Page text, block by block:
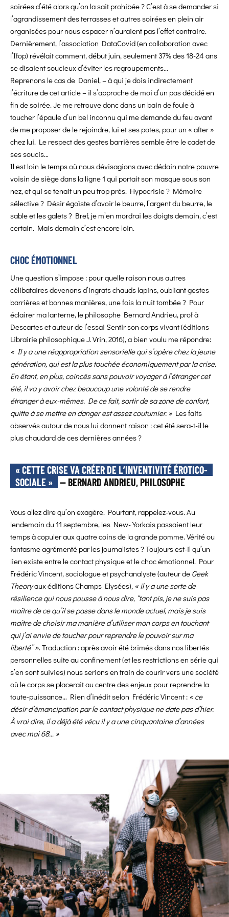
soirées d’été alors qu’on la sait prohibée ? C’est à se demander si
l’agrandissement des terrasses et autres soirées en plein air
organisées pour nous espacer n’auraient pas l’effet contraire.
Dernièrement, l’association DataCovid (en collaboration avec
l’Ifop) révélait comment, début juin, seulement 37% des 18-24 ans
se disaient soucieux d’éviter les regroupements…
Reprenons le cas de Daniel, – à qui je dois indirectement
l’écriture de cet article – il s’approche de moi d’un pas décidé en
fin de soirée. Je me retrouve donc dans un bain de foule à
toucher l’épaule d’un bel inconnu qui me demandedu feu avant
de me proposer de le rejoindre, lui et ses potes, pour un « after »
chez lui. Le respect des gestes barrières semble être le cadet de
ses soucis…
Il est loin le temps où nous dévisagions avec dédain notre pauvre
voisin de siège dans la ligne 1 qui portait son masque sous son
nez, et qui se tenait un peu trop près. Hypocrisie ? Mémoire
sélective ? Désir égoïste d’avoir le beurre, l’argent du beurre, le
sable et les galets ? Bref, je m’en mordrai les doigts demain, c’est
certain. Mais demain c’est encore loin.
CHOC ÉMOTIONNEL
Une question s’impose : pour quelle raison nous autres
célibataires devenons d’ingrats chauds lapins, oubliant gestes
barrières et bonnes manières, une fois la nuit tombée ? Pour
éclairer ma lanterne, le philosophe Bernard Andrieu, prof à
Descartes et auteur de l’essai Sentir son corps vivant (éditions
Librairie philosophique J. Vrin, 2016), a bien voulu me répondre:
« Il y a une réappropriation sensorielle qui s’opère chez la jeune
génération, qui est la plus touchée économiquement par la crise.
En étant, en plus, coincés sans pouvoir voyager à l’étranger cet
été, il va y avoir chez beaucoup une volonté de se rendre
étranger à eux-mêmes. De ce fait, sortir de sa zone de confort,
quitte à se mettre en danger est assez coutumier. » Les faits
observés autour de nous lui donnent raison : cet été sera-t-il le
plus chaudard de ces dernières années ?
« CETTE CRISE VA CRÉER DE L’INVENTIVITÉ ÉROTICO-
SOCIALE » — BERNARD ANDRIEU, PHILOSOPHE
Vous allez dire qu’on exagère. Pourtant, rappelez-vous. Au
lendemain du 11 septembre, les New-Yorkais passaient leur
temps à copuler aux quatre coins de la grande pomme. Vérité ou
fantasme agrémenté par les journalistes ? Toujours est-il qu’un
lien existe entre le contact physique et le choc émotionnel. Pour
Frédéric Vincent, sociologue et psychanalyste (auteur de Geek
Theoryaux éditions Champs Elysées), « il y a une sorte de
résilience qui nous pousse à nous dire, “tant pis, je ne suis pas
maître de ce qu’il se passe dans le monde actuel, mais je suis
maître de choisir ma manière d’utiliser mon corps en touchant
qui j’ai envie de toucher pour reprendre le pouvoir sur ma
liberté” ». Traduction : après avoir été brimés dans nos libertés
personnelles suite au confinement (et les restrictions en série qui
s’en sont suivies) nous serions en train de courir vers une société
où le corps se placerait au centre des enjeux pour reprendre la
toute-puissance… Rien d’inédit selon Frédéric Vincent : « ce
désir d’émancipation par le contact physique ne date pas d’hier.
À vrai dire, il a déjà été vécu il y a une cinquantaine d’années
avec mai 68… »